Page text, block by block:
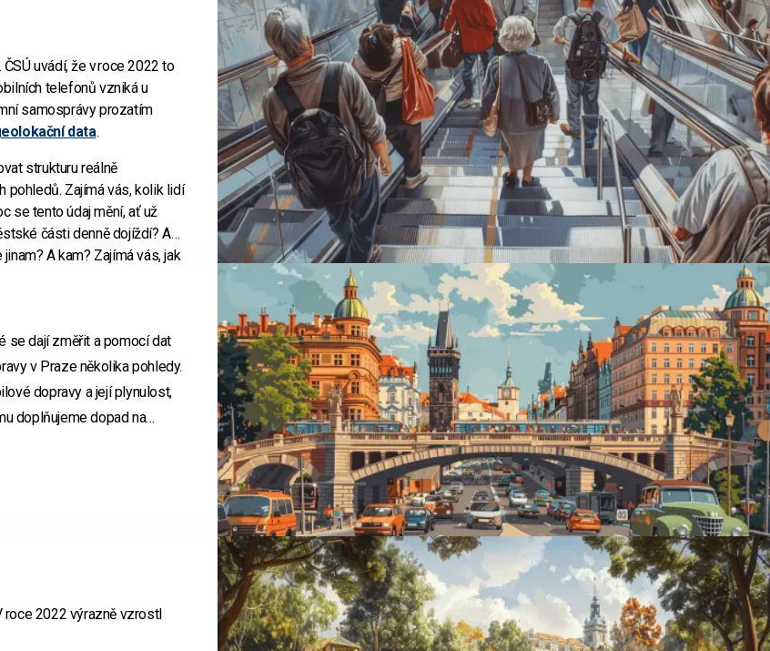
uvádí, že v roce 2022 to
telefonů vzniká u
samosprávy prozatím
data.
strukturu reálně
pohledů. Zajímá vás, kolik lidí
se tento údaj mění, ať už
části denně dojíždí? A
A kam? Zajímá vás, jak
nebo naopak kam mají lidé
data mobilních
mění počet reálně
mobilitou spojenou
aktivitami.
pro územní a strategické
a jeho změn v rámci
pro zkvalitnění
se dají změřit a pomocí dat
v Praze několika pohledy.
dopravy a její plynulost,
doplňujeme dopad na
roce 2022 výrazně vzrostl